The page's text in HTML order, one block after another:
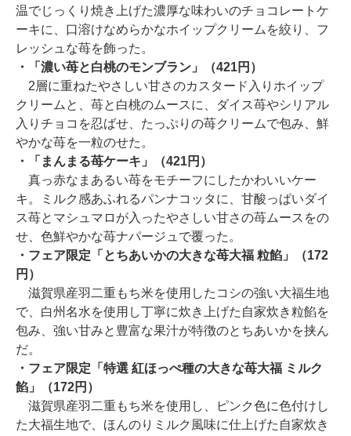
温でじっくり焼き上げた濃厚な味わいのチョコレートケ
ーキに、口溶けなめらかなホイップクリームを絞り、フ
レッシュな苺を飾った。
・「濃い苺と白桃のモンブラン」（421円）
2層に重ねたやさしい甘さのカスタード入りホイップ
クリームと、苺と白桃のムースに、ダイス苺やシリアル
入りチョコを忍ばせ、たっぷりの苺クリームで包み、鮮
やかな苺を一粒のせた。
・「まんまる苺ケーキ」（421円）
真っ赤なまあるい苺をモチーフにしたかわいいケー
キ。ミルク感あふれるパンナコッタに、甘酸っぱいダイ
ス苺とマシュマロが入ったやさしい甘さの苺ムースをの
せ、色鮮やかな苺ナパージュで覆った。
・フェア限定「とちあいかの大きな苺大福 粒餡」（172
円）
滋賀県産羽二重もち米を使用したコシの強い大福生地
で、白州名水を使用し丁寧に炊き上げた自家炊き粒餡を
包み、強い甘みと豊富な果汁が特徴のとちあいかを挟ん
だ。
・フェア限定「特選 紅ほっぺ種の大きな苺大福 ミルク
餡」（172円）
滋賀県産羽二重もち米を使用し、ピンク色に色付けし
た大福生地で、ほんのりミルク風味に仕上げた自家炊き